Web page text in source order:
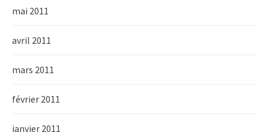
mai 2011
avril 2011
mars 2011
février 2011
janvier 2011